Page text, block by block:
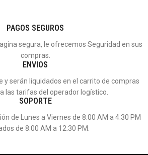
PAGOS SEGUROS
segura, le ofrecemos Seguridad en sus
compras.
ENVIOS
y serán liquidados en el carrito de compras
las tarifas del operador logístico.
SOPORTE
de Lunes a Viernes de 8:00 AM a 4:30 PM
de 8:00 AM a 12:30 PM.